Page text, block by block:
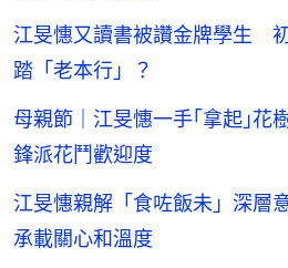
江旻憓又讀書被讚金牌學生
踏「老本行」？
母親節｜江旻憓一手｢拿起｣
鋒派花鬥歡迎度
江旻憓親解「食咗飯未」深
承載關心和溫度